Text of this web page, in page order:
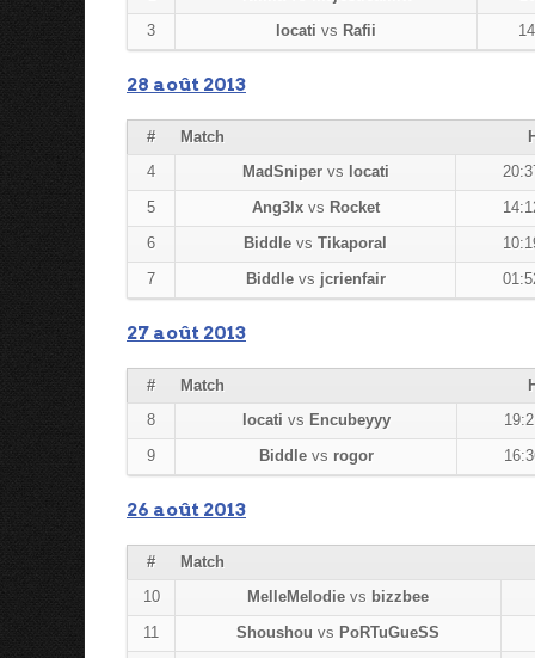
3
locati vs Rafii
28 août 2013
# Match
4
MadSnipervs locati
5
Ang3lxvs Rocket
6
Biddle vs Tikaporal
7
Biddlevs jcrienfair
27 août 2013
# Match
8
locati vs Encubeyyy
9
Biddlevs rogor
26 août 2013
#
Match
10
MelleMelodie vs bizzbee
11
Shoushou vs PoRTuGueSS